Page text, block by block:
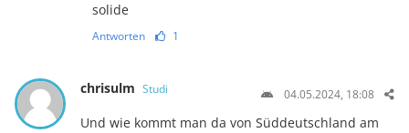
solide
Antworten 1
chrisulm Studi 04.05.2024, 18:08
Und wie kommt man da von Süddeutschland am